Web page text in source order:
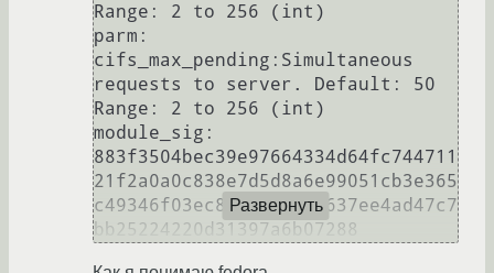
Range: 2 to 256 (int)
parm:
cifs_max_pending:Simultaneous
requests to server. Default: 50
Range: 2 to 256 (int)
module_sig:
883f3504bec39e97664334d64fc744711
21f2a0a0c838e7d5d8a6e99051cb3e365
c49346f03ec87409f5c5e637ee4ad47c7
Развернуть